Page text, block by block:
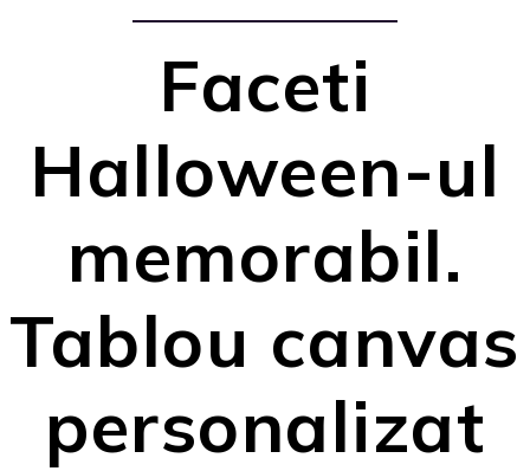
Faceti
Halloween-ul
memorabil.
Tablou canvas
personalizat